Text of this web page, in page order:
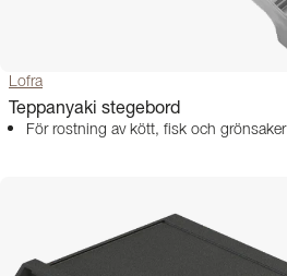
Lofra
Teppanyaki stegebord
För rostning av kött, fisk och grönsaker